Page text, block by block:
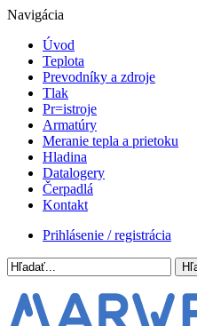
Navigácia
Úvod
Teplota
Prevodníky a zdroje
Tlak
Pr=istroje
Armatúry
Meranie tepla a prietoku
Hladina
Datalogery
Čerpadlá
Kontakt
Prihlásenie / registrácia